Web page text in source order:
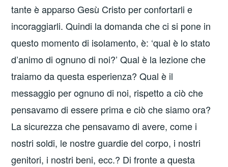
tante è apparso Gesù Cristo per confortarli e
incoraggiarli. Quindi la domanda che ci si pone in
questo momento di isolamento, è: ‘qual è lo stato
d’animo di ognuno di noi?’ Qual è la lezione che
traiamo da questa esperienza? Qual è il
messaggio per ognuno di noi, rispetto a ciò che
pensavamo di essere prima e ciò che siamo ora?
La sicurezza che pensavamo di avere, come i
nostri soldi, le nostre guardie del corpo, i nostri
genitori, i nostri beni, ecc.? Di fronte a questa